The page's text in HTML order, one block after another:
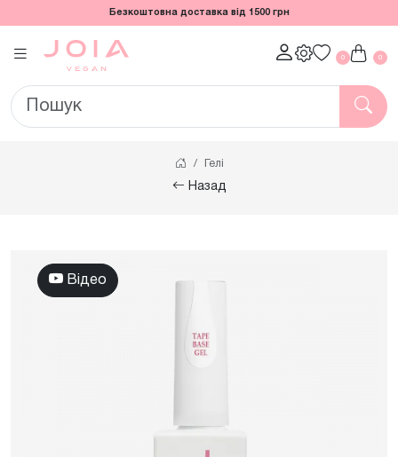
Безкоштовна доставка від 1500 грн
0 0
Гелі
Назад
Відео